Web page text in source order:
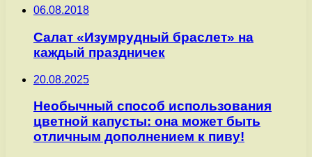
06.08.2018
Салат «Изумрудный браслет» на
каждый праздничек
20.08.2025
Необычный способ использования
цветной капусты: она может быть
отличным дополнением к пиву!